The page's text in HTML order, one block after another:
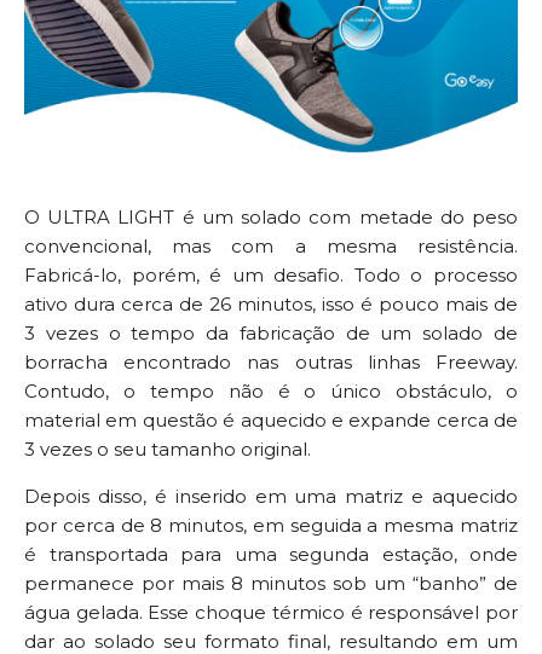
O ULTRA LIGHT é um solado com metade do peso
convencional, mas com a mesma resistência.
Fabricá-lo, porém, é um desafio. Todo o processo
ativo dura cerca de 26 minutos, isso é pouco mais de
3 vezes o tempo da fabricação de um solado de
borracha encontrado nas outras linhas Freeway.
Contudo, o tempo não é o único obstáculo, o
material em questão é aquecido e expande cerca de
3 vezes o seu tamanho original.
Depois disso, é inserido em uma matriz e aquecido
por cerca de 8 minutos, em seguida a mesma matriz
é transportada para uma segunda estação, onde
permanece por mais 8 minutos sob um “banho” de
água gelada. Esse choque térmico é responsável por
dar ao solado seu formato final, resultando em um